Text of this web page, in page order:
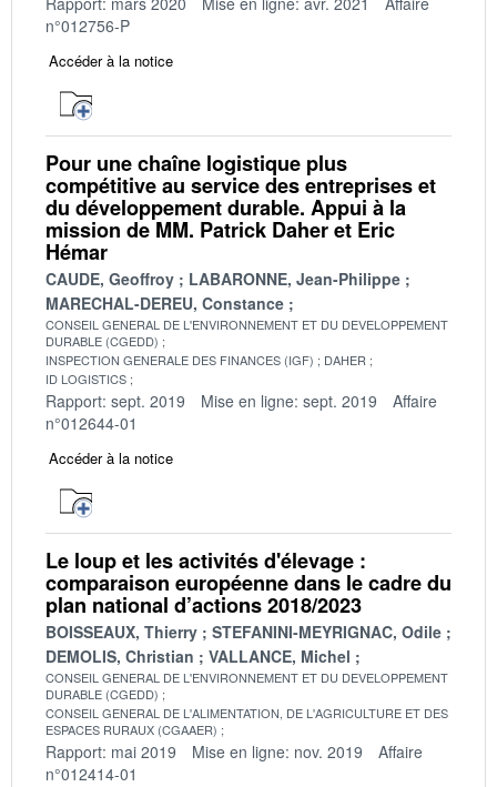
n°012756-P
Accéder à la notice
Pour une chaîne logistique plus
compétitive au service des entreprises et
du développement durable. Appui à la
mission de MM. Patrick Daher et Eric
Hémar
CAUDE, Geoffroy
LABARONNE, Jean-Philippe
MARECHAL-DEREU, Constance
CONSEIL GENERAL DE L'ENVIRONNEMENT ET DU DEVELOPPEMENT
DURABLE (CGEDD)
INSPECTION GENERALE DES FINANCES (IGF)
DAHER
ID LOGISTICS
Rapport: sept. 2019 Mise en ligne: sept. 2019
Affaire
n°012644-01
Accéder à la notice
Le loup et les activités d'élevage :
comparaison européenne dans le cadre du
plan national d’actions 2018/2023
BOISSEAUX, Thierry
STEFANINI-MEYRIGNAC, Odile
DEMOLIS, Christian
VALLANCE, Michel
CONSEIL GENERAL DE L'ENVIRONNEMENT ET DU DEVELOPPEMENT
DURABLE (CGEDD)
CONSEIL GENERAL DE L'ALIMENTATION, DE L'AGRICULTURE ET DES
ESPACES RURAUX (CGAAER)
Rapport: mai 2019 Mise en ligne: nov. 2019
Affaire
n°012414-01